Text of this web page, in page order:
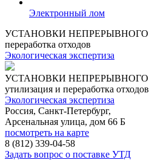
Электронный лом
УСТАНОВКИ
переработка отходов
Экологическая экспертиза
УСТАНОВКИ
утилизация и переработка отходов
Экологическая экспертиза
Россия, Санкт-Петербург,
Арсенальная улица, дом 66 Б
посмотреть на карте
8 (812) 339-04-58
Задать вопрос о поставке УТД